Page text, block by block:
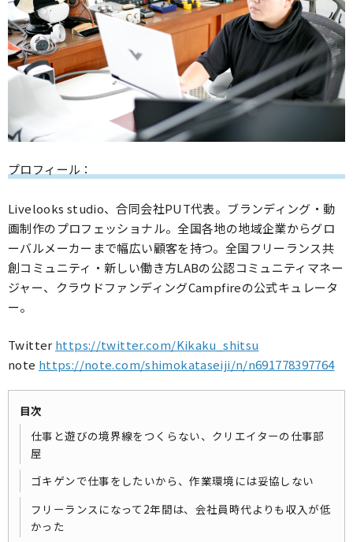
プロフィール：
Livelooks studio、合同会社PUT代表。ブランディング・動
画制作のプロフェッショナル。全国各地の地域企業からグロ
ーバルメーカーまで幅広い顧客を持つ。全国フリーランス共
創コミュニティ・新しい働き方LABの公認コミュニティマネー
ジャー、クラウドファンディングCampfireの公式キュレータ
ー。
Twitter https://twitter.com/Kikaku_shitsu
note https://note.com/shimokataseiji/n/n691778397764
目次
仕事と遊びの境界線をつくらない、クリエイターの仕事部
屋
ゴキゲンで仕事をしたいから、作業環境には妥協しない
フリーランスになって2年間は、会社員時代よりも収入が低
かった